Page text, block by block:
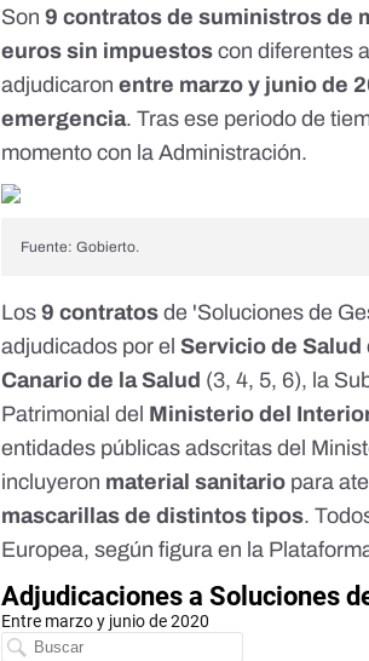
Son9 contratos de suministros de
euros sin impuestoscon diferentes
adjudicaronentre marzo y junio de
emergencia. Tras ese periodo de
momento con la Administración.
Fuente: Gobierto.
Los9 contratos de 'Soluciones de
adjudicados por elServicio de Salud
Canario de la Salud (3,4, 5, 6), la
Patrimonial del Ministerio del
entidades públicasadscritas del
incluyeron material sanitario para
mascarillas de distintos tipos.
Europea, según figura en la